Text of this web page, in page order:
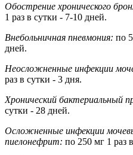
Обострение хронического
1 раз в сутки - 7-10 дней.
Внебольничная пневмония: по
дней.
Неосложненные инфекции
раз в сутки - 3 дня.
Хронический бактериальный
сутки - 28 дней.
Осложненные инфекции
пиелонефрит: по 250 мг 1 раз